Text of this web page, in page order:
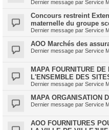
Dernier message par Service
Concours restreint
maternelle du groupe
Dernier message par Service
AOO Marchés des
Dernier message par Service
MAPA FOURNITURE
L'ENSEMBLE DES
Dernier message par Service
MAPA ORGANISATION
Dernier message par Service
AOO FOURNITURES